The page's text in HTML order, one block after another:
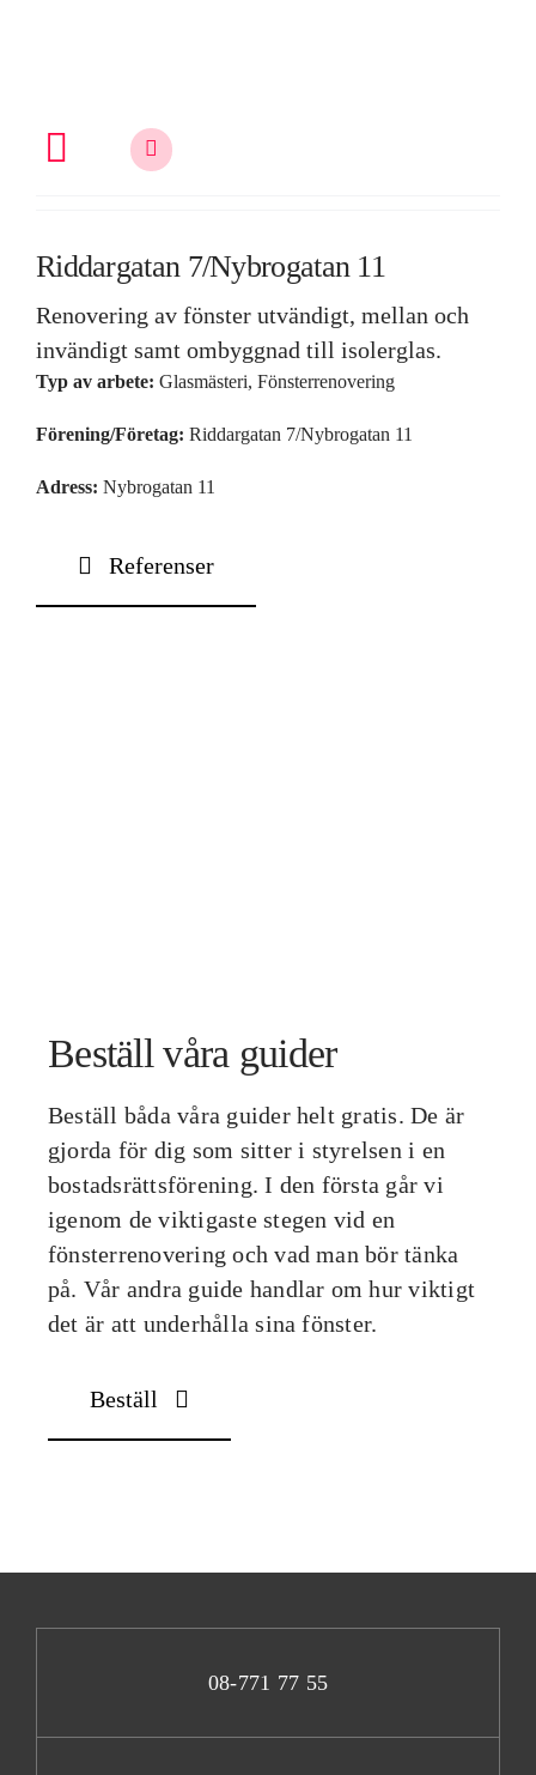
Toggle
Vem är du?
Kunskap & inspiration
Kontakt
Riddargatan 7/Nybrogatan 11
Renovering av fönster utvändigt, mellan och
invändigt samt ombyggnad till isolerglas.
Typ av arbete: Glasmästeri, Fönsterrenovering
Förening/Företag: Riddargatan 7/Nybrogatan 11
Adress: Nybrogatan 11
Referenser
Beställ våra guider
Beställ båda våra guider helt gratis. De är
gjorda för dig som sitter i styrelsen i en
bostadsrättsförening. I den första går vi
igenom de viktigaste stegen vid en
fönsterrenovering och vad man bör tänka
på. Vår andra guide handlar om hur viktigt
det är att underhålla sina fönster.
Beställ
08-771 77 55